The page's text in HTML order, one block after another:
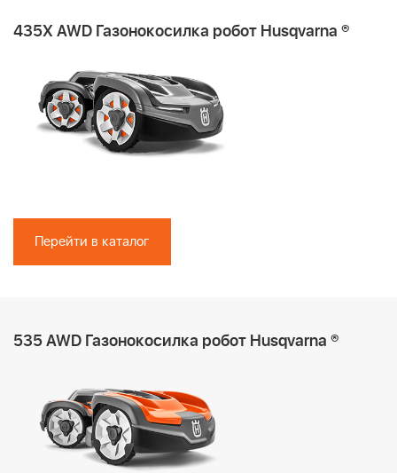
435X AWD Газонокосилка робот Husqvarna ®
Перейти в каталог
535 AWD Газонокосилка робот Husqvarna ®